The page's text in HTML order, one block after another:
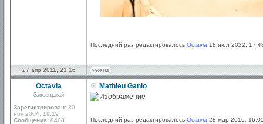
Последний раз редактировалось Octavia 18 июл 2022,
27 апр 2011, 21:16
Octavia
Завсегдатай
Зарегистрирован: 30
ноя 2004, 19:19
Сообщения: 8408
Mathieu Ganio
Последний раз редактировалось Octavia 28 мар 2016,